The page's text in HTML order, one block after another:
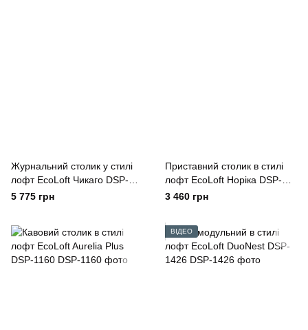
Журнальний столик у стилі
лофт EcoLoft Чикаго DSP-
1134
5 775 грн
Приставний столик в стилі
лофт EcoLoft Норіка DSP-
1480
3 460 грн
ВІДЕО